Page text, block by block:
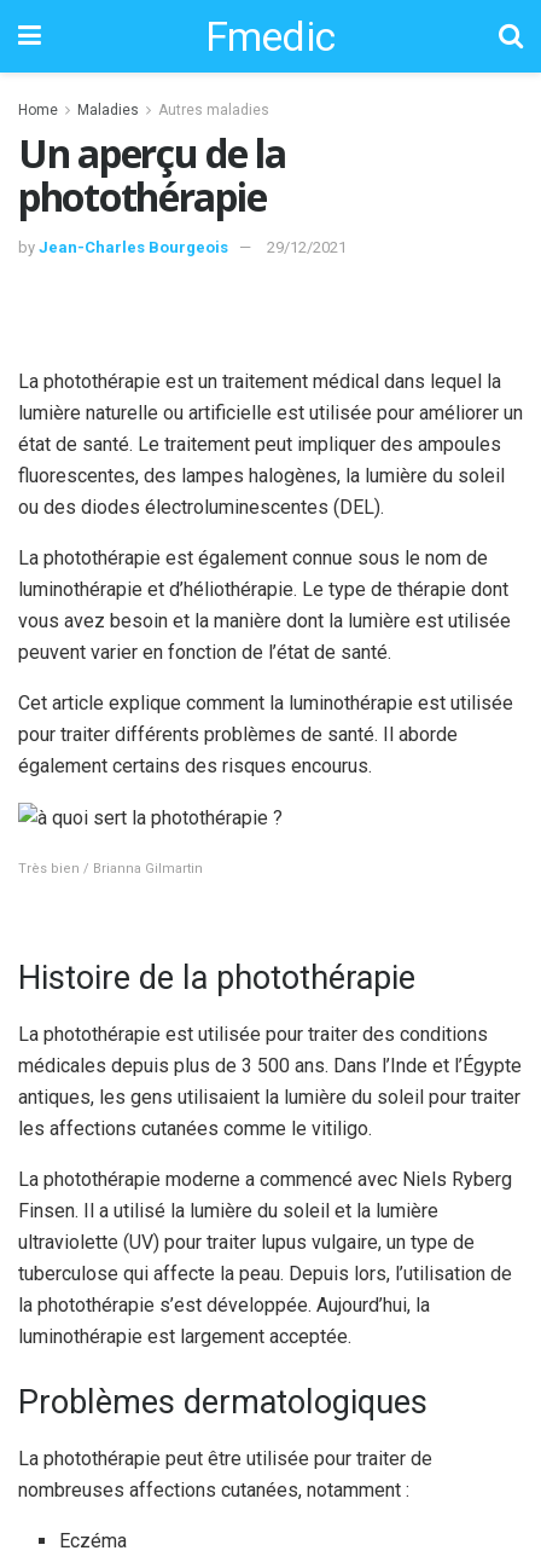
Fmedic
Home Maladies Autres maladies
Un aperçu de la
photothérapie
by Jean-Charles Bourgeois 29/12/2021
La photothérapie est un traitement médical dans lequel la
lumière naturelle ou artificielle est utilisée pour améliorer un
état de santé. Le traitement peut impliquer des ampoules
fluorescentes, des lampes halogènes, la lumière du soleil
ou des diodes électroluminescentes (DEL).
La photothérapie est également connue sous le nom de
luminothérapie et d’héliothérapie. Le type de thérapie dont
vous avez besoin et la manière dont la lumière est utilisée
peuvent varier en fonction de l’état de santé.
Cet article explique comment la luminothérapie est utilisée
pour traiter différents problèmes de santé. Il aborde
également certains des risques encourus.
Très bien / Brianna Gilmartin
Histoire de la photothérapie
La photothérapie est utilisée pour traiter des conditions
médicales depuis plus de 3 500 ans. Dans l’Inde et l’Égypte
antiques, les gens utilisaient la lumière du soleil pour traiter
les affections cutanées comme le vitiligo.
La photothérapie moderne a commencé avec Niels Ryberg
Finsen. Il a utilisé la lumière du soleil et la lumière
ultraviolette (UV) pour traiter lupus vulgaire, un type de
tuberculose qui affecte la peau. Depuis lors, l’utilisation de
la photothérapie s’est développée. Aujourd’hui, la
luminothérapie est largement acceptée.
Problèmes dermatologiques
La photothérapie peut être utilisée pour traiter de
nombreuses affections cutanées, notamment :
Eczéma